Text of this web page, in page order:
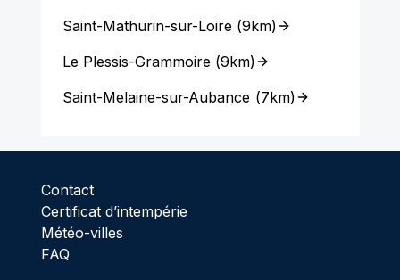
Saint-Mathurin-sur-Loire(9km)
Le Plessis-Grammoire(9km)
Saint-Melaine-sur-Aubance (7km)
Contact
Certificat d’intempérie
Météo-villes
FAQ